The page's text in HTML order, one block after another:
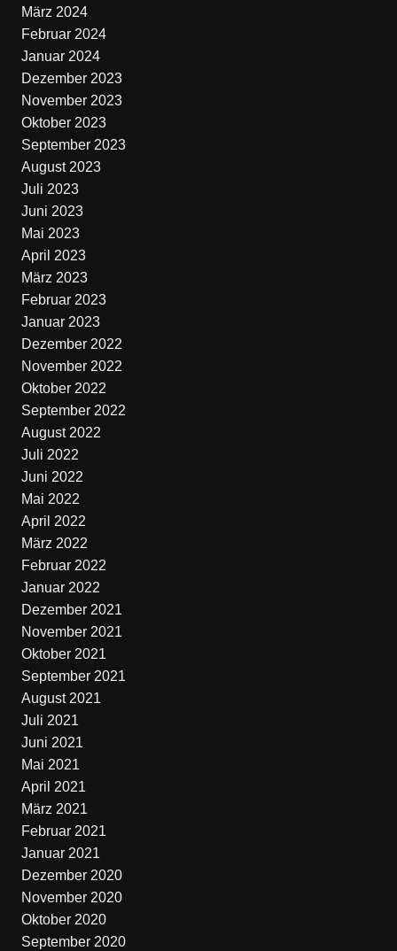
März 2024
Februar 2024
Januar 2024
Dezember 2023
November 2023
Oktober 2023
September 2023
August 2023
Juli 2023
Juni 2023
Mai 2023
April 2023
März 2023
Februar 2023
Januar 2023
Dezember 2022
November 2022
Oktober 2022
September 2022
August 2022
Juli 2022
Juni 2022
Mai 2022
April 2022
März 2022
Februar 2022
Januar 2022
Dezember 2021
November 2021
Oktober 2021
September 2021
August 2021
Juli 2021
Juni 2021
Mai 2021
April 2021
März 2021
Februar 2021
Januar 2021
Dezember 2020
November 2020
Oktober 2020
September 2020